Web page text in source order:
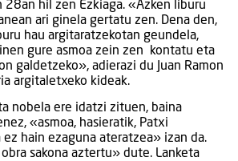
28an hil zen Ezkiaga. «Azken liburu
ari ginela gertatu zen. Dena den,
hau argitaratzekotan geundela,
gure asmoa zein zen kontatu eta
galdetzeko», adierazi du Juan Ramon
argitaletxeko kideak.
nobela ere idatzi zituen, baina
«asmoa, hasieratik, Patxi
hain ezaguna ateratzea» izan da.
sakona aztertu» dute. Lanketa